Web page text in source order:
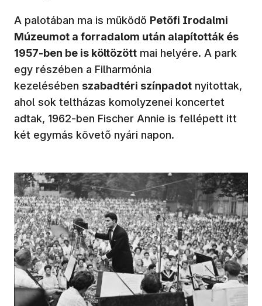
A palotában ma is működő Petőfi Irodalmi
Múzeumot a forradalom után alapították és
1957-ben be is költözött mai helyére. A park
egy részében a Filharmónia
kezelésében szabadtéri színpadot nyitottak,
ahol sok teltházas komolyzenei koncertet
adtak, 1962-ben Fischer Annie is fellépett itt
két egymás követő nyári napon.